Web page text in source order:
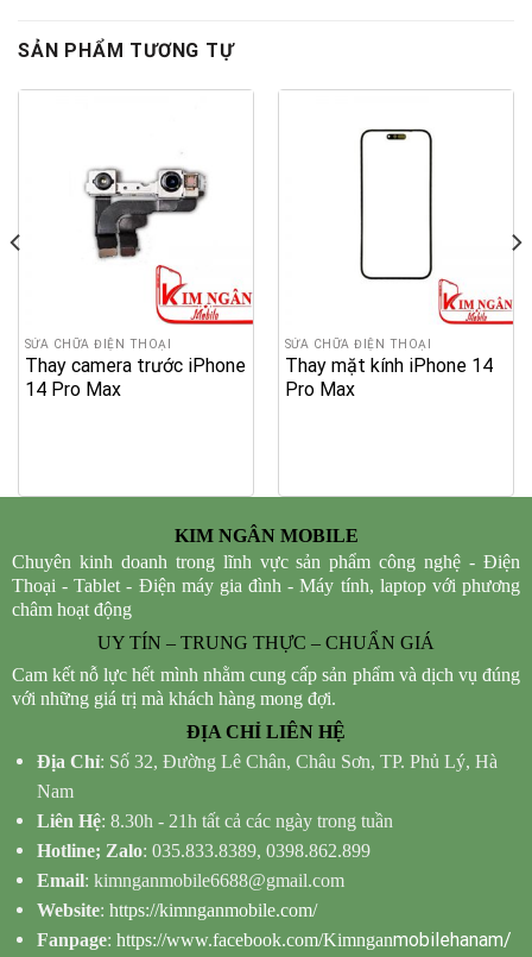
SẢN PHẨM TƯƠNG TỰ
SỬA CHỮA ĐIỆN THOẠI
Thay camera trước iPhone
14 Pro Max
SỬA CHỮA ĐIỆN THOẠI
Thay mặt kính iPhone 14
Pro Max
KIM NGÂN MOBILE
Chuyên kinh doanh trong lĩnh vực sản phẩm công nghệ - Điện
Thoại - Tablet - Điện máy gia đình - Máy tính, laptop với phương
châm hoạt động
UY TÍN – TRUNG THỰC – CHUẨN GIÁ
Cam kết nỗ lực hết mình nhằm cung cấp sản phẩm và dịch vụ đúng
với những giá trị mà khách hàng mong đợi.
ĐỊA CHỈ LIÊN HỆ
Địa Chỉ: Số 32, Đường Lê Chân, Châu Sơn, TP. Phủ Lý, Hà
Nam
Liên Hệ: 8.30h - 21h tất cả các ngày trong tuần
Hotline; Zalo: 035.833.8389, 0398.862.899
Email: kimnganmobile6688@gmail.com
Website: https://kimnganmobile.com/
Fanpage: https://www.facebook.com/Kimnganmobilehanam/